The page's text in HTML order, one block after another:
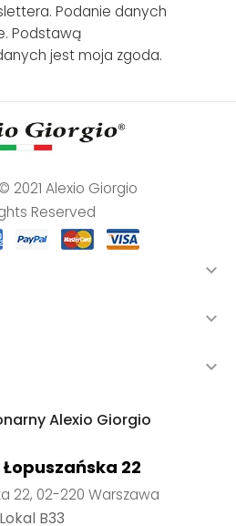
Podanie danych
Podstawą
jest moja zgoda.
2021 Alexio Giorgio
Reserved



Alexio Giorgio
22
22, 02-220 Warszawa
Lokal B33